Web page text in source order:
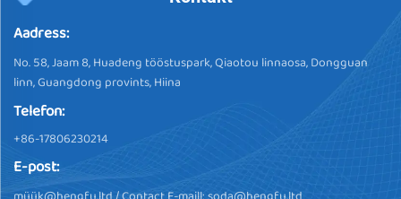
Aadress:
No. 58, Jaam 8, Huadeng tööstuspark, Qiaotou linnaosa, Dongguan
linn, Guangdong provints, Hiina
Telefon:
+86-17806230214
E-post: